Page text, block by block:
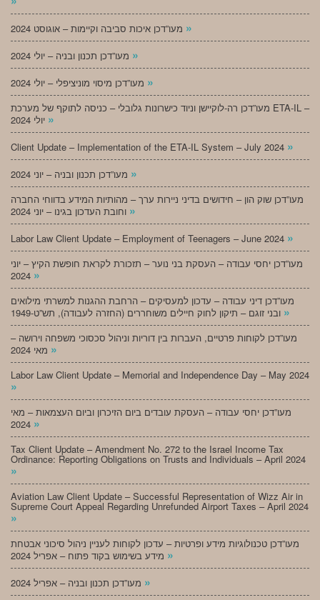
»
»
»
מעו”דכן רה-לוקיישן וניוד כישרונות גלובלי – כניסה לתוקף של מערכת ETA-IL –
»
Client Update – Implementation of the ETA-IL System – July 2024 »
»
מעו”דכן שוק הון – חידושים בדיני ניירות ערך – מהותיות המידע בדווחי החברה
»
Labor Law Client Update – Employment of Teenagers – June 2024 »
מעו”דכן יחסי עבודה – העסקת בני נוער – תזכורת לקראת חופשת הקיץ – יוני
»
מעו”דכן דיני עבודה – עדכון למעסיקים – הרחבת ההגנות למשרתי מילואים
»
מעו”דכן לקוחות פרטיים, העברות בין דוריות וניהול סכסוכי משפחה וירושה –
»
Labor Law Client Update – Memorial and Independence Day – May 2024
»
מעו”דכן יחסי עבודה – העסקת עובדים ביום הזיכרון וביום העצמאות – מאי
»
Tax Client Update – Amendment No. 272 to the Israel Income Tax
Ordinance: Reporting Obligations on Trusts and Individuals – April 2024
»
Aviation Law Client Update – Successful Representation of Wizz Air in
Supreme Court Appeal Regarding Unrefunded Airport Taxes – April 2024
»
מעו”דכן טכנולוגיות מידע ופרטיות – עדכון לקוחות לעניין ניהול סיכוני אבטחת
»
»